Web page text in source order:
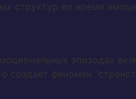
структур во время
эпизодах
феномен